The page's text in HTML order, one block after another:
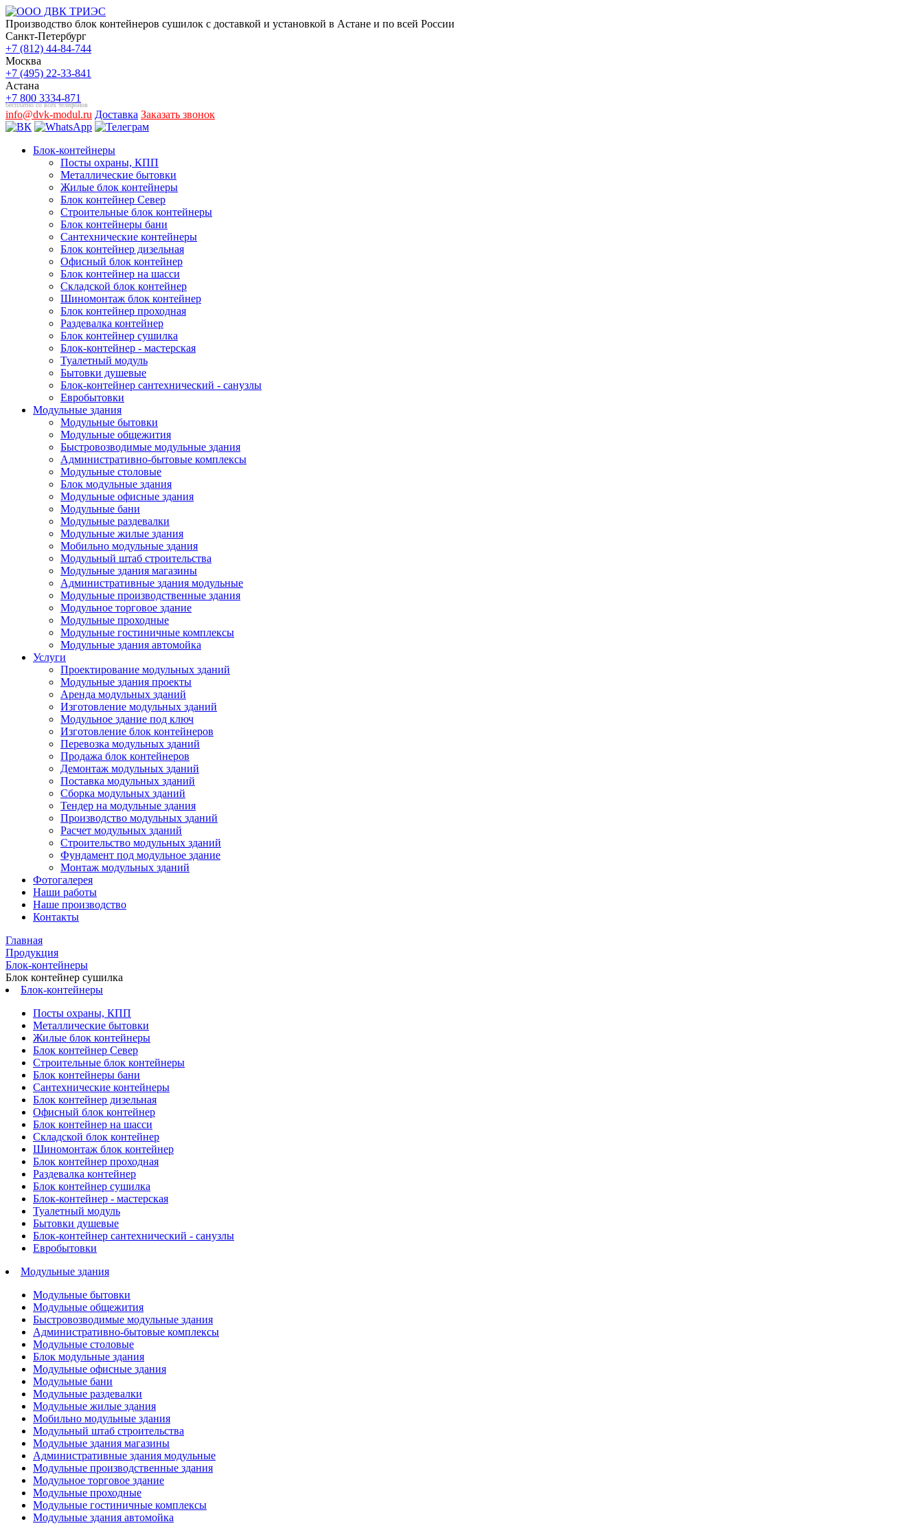
Производство блок контейнеров сушилок с доставкой и установкой в Астане и по всей России
Санкт-Петербург
+7 (812) 44-84-744
Москва
+7 (495) 22-33-841
Астана
+7 800 3334-871
бесплатно со всех телефонов
info@dvk-modul.ru Доставка Заказать звонок
Блок-контейнеры
Посты охраны, КПП
Металлические бытовки
Жилые блок контейнеры
Блок контейнер Север
Строительные блок контейнеры
Блок контейнеры бани
Сантехнические контейнеры
Блок контейнер дизельная
Офисный блок контейнер
Блок контейнер на шасси
Складской блок контейнер
Шиномонтаж блок контейнер
Блок контейнер проходная
Раздевалка контейнер
Блок контейнер сушилка
Блок-контейнер - мастерская
Туалетный модуль
Бытовки душевые
Блок-контейнер сантехнический - санузлы
Евробытовки
Модульные здания
Модульные бытовки
Модульные общежития
Быстровозводимые модульные здания
Административно-бытовые комплексы
Модульные столовые
Блок модульные здания
Модульные офисные здания
Модульные бани
Модульные раздевалки
Модульные жилые здания
Мобильно модульные здания
Модульный штаб строительства
Модульные здания магазины
Административные здания модульные
Модульные производственные здания
Модульное торговое здание
Модульные проходные
Модульные гостиничные комплексы
Модульные здания автомойка
Услуги
Проектирование модульных зданий
Модульные здания проекты
Аренда модульных зданий
Изготовление модульных зданий
Модульное здание под ключ
Изготовление блок контейнеров
Перевозка модульных зданий
Продажа блок контейнеров
Демонтаж модульных зданий
Поставка модульных зданий
Сборка модульных зданий
Тендер на модульные здания
Производство модульных зданий
Расчет модульных зданий
Строительство модульных зданий
Фундамент под модульное здание
Монтаж модульных зданий
Фотогалерея
Наши работы
Наше производство
Контакты
Главная
Продукция
Блок-контейнеры
Блок контейнер сушилка
Блок-контейнеры
Посты охраны, КПП
Металлические бытовки
Жилые блок контейнеры
Блок контейнер Север
Строительные блок контейнеры
Блок контейнеры бани
Сантехнические контейнеры
Блок контейнер дизельная
Офисный блок контейнер
Блок контейнер на шасси
Складской блок контейнер
Шиномонтаж блок контейнер
Блок контейнер проходная
Раздевалка контейнер
Блок контейнер сушилка
Блок-контейнер - мастерская
Туалетный модуль
Бытовки душевые
Блок-контейнер сантехнический - санузлы
Евробытовки
Модульные здания
Модульные бытовки
Модульные общежития
Быстровозводимые модульные здания
Административно-бытовые комплексы
Модульные столовые
Блок модульные здания
Модульные офисные здания
Модульные бани
Модульные раздевалки
Модульные жилые здания
Мобильно модульные здания
Модульный штаб строительства
Модульные здания магазины
Административные здания модульные
Модульные производственные здания
Модульное торговое здание
Модульные проходные
Модульные гостиничные комплексы
Модульные здания автомойка